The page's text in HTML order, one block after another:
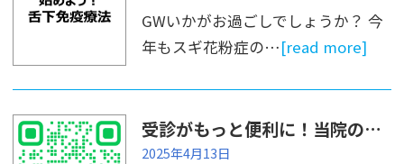
GWいかがお過ごしでしょうか？ 今
年もスギ花粉症の…[read more]
受診がもっと便利に！当院のLINE活用法をご紹介
2025年4月13日